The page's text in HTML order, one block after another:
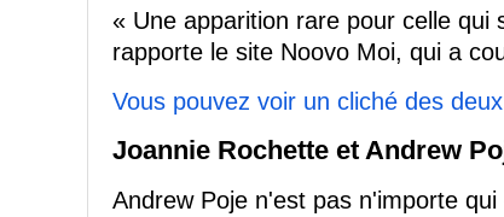
« Une apparition rare pour celle
rapporte le site Noovo Moi, qui a
Vous pouvez voir un cliché des
Joannie Rochette et Andrew
Andrew Poje n'est pas n'importe